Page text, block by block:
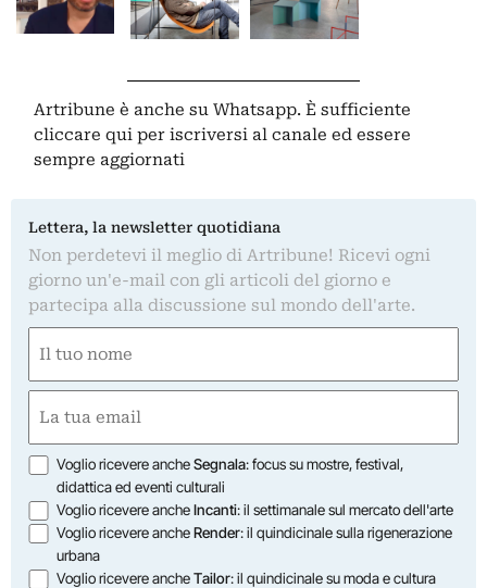
Artribune è anche su Whatsapp. È sufficiente
cliccare qui per iscriversi al canale ed essere
sempre aggiornati
Lettera, la newsletter quotidiana
Non perdetevi il meglio di Artribune! Ricevi ogni
giorno un'e-mail con gli articoli del giorno e
partecipa alla discussione sul mondo dell'arte.
(Obbligatorio)
Nome
(Obbligatorio)
Opzioni
Voglio ricevere ancheSegnala: focus su mostre, festival,
didattica ed eventi culturali
Voglio ricevere ancheIncanti: il settimanale sul mercato dell'arte
Voglio ricevere ancheRender: il quindicinale sulla rigenerazione
urbana
Voglio ricevere ancheTailor: il quindicinale su moda e cultura